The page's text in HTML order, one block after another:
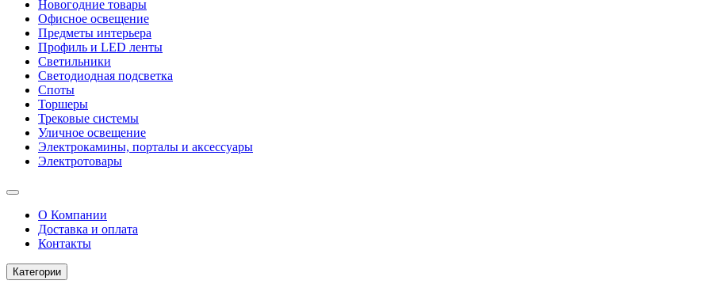
Новогодние товары
Офисное освещение
Предметы интерьера
Профиль и LED ленты
Светильники
Светодиодная подсветка
Споты
Торшеры
Трековые системы
Уличное освещение
Электрокамины, порталы и аксессуары
Электротовары
О Компании
Доставка и оплата
Контакты
Категории